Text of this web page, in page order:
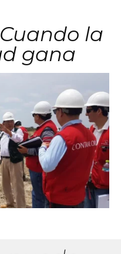
la
gana